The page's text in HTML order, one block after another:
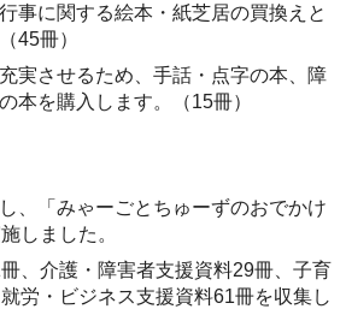
事に関する絵本・紙芝居の買換えと
45冊）
実させるため、手話・点字の本、障
本を購入します。（15冊）
、「みゃーごとちゅーずのおでかけ
しました。
、介護・障害者支援資料29冊、子育
労・ビジネス支援資料61冊を収集し